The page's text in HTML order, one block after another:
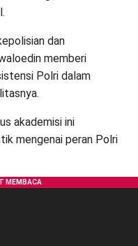
dan
memberi
Polri dalam
akademisi ini
mengenai peran Polri